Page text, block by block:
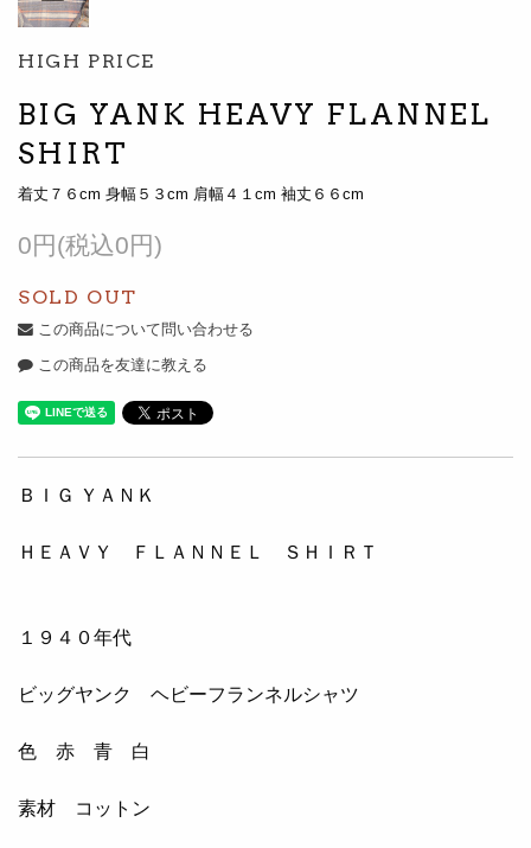
HIGH PRICE
BIG YANK HEAVY FLANNEL
SHIRT
着丈７６cm 身幅５３cm 肩幅４１cm 袖丈６６cm
0円(税込0円)
SOLD OUT
この商品について問い合わせる
この商品を友達に教える
ＢＩＧ ＹＡＮＫ
ＨＥＡＶＹ ＦＬＡＮＮＥＬ ＳＨＩＲＴ
１９４０年代
ビッグヤンク ヘビーフランネルシャツ
色 赤 青 白
素材 コットン